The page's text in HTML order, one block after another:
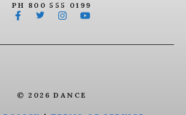
PH 800 555 0199
© 2026 DANCE